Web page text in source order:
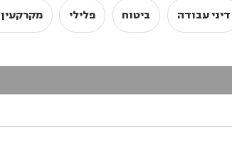
דיני עבודה ביטוח פלילי